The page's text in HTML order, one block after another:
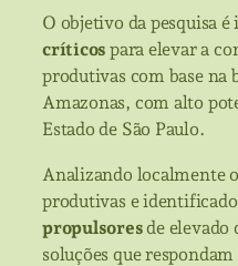
O objetivo da pesquisa
críticospara elevar a
produtivas com base na
Amazonas, com alto
Estado de São Paulo.
Analizando localmente
produtivas e
propulsoresde elevado
soluções que